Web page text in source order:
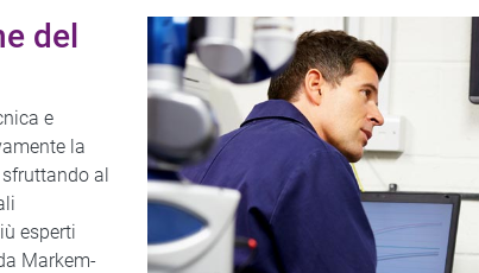
del
e
la
al
esperti
Markem-